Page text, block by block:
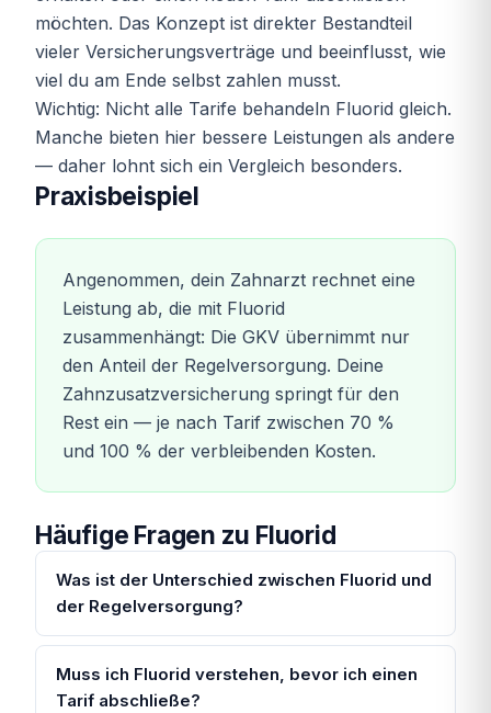
möchten. Das Konzept ist direkter Bestandteil
vieler Versicherungsverträge und beeinflusst, wie
viel du am Ende selbst zahlen musst.
Wichtig: Nicht alle Tarife behandeln Fluorid gleich.
Manche bieten hier bessere Leistungen als andere
— daher lohnt sich ein Vergleich besonders.
Praxisbeispiel
Angenommen, dein Zahnarzt rechnet eine
Leistung ab, die mit Fluorid
zusammenhängt: Die GKV übernimmt nur
den Anteil der Regelversorgung. Deine
Zahnzusatzversicherung springt für den
Rest ein — je nach Tarif zwischen 70 %
und 100 % der verbleibenden Kosten.
Häufige Fragen zu Fluorid
Was ist der Unterschied zwischen Fluorid und
der Regelversorgung?
Muss ich Fluorid verstehen, bevor ich einen
Tarif abschließe?